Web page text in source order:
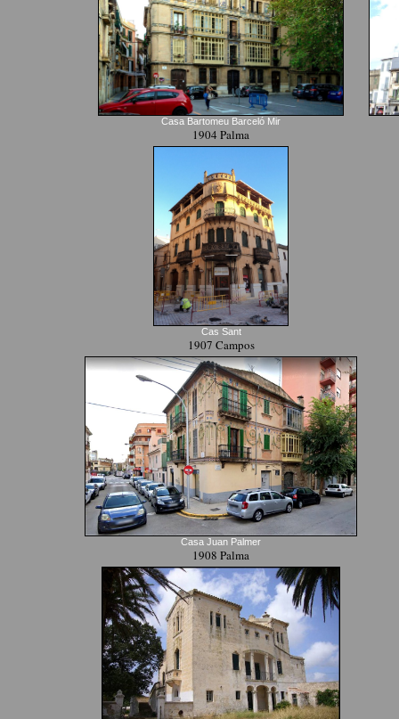
Casa Bartomeu Barceló Mir
1904 Palma
Cas Sant
1907 Campos
Casa Juan Palmer
1908 Palma